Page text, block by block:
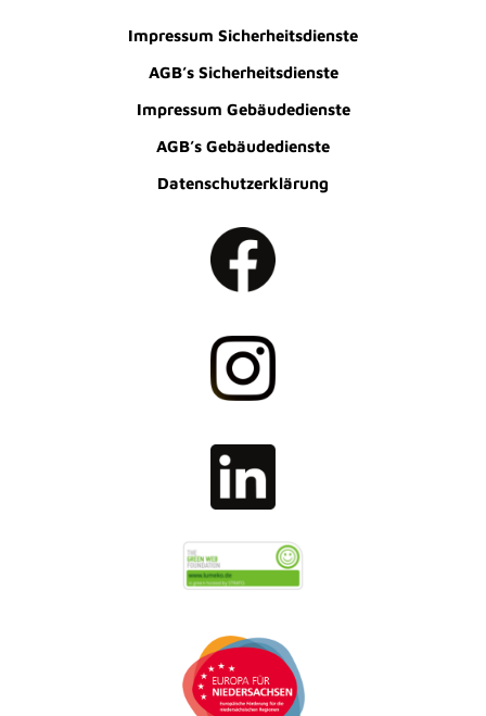
Impressum Sicherheitsdienste
AGB’s Sicherheitsdienste
Impressum Gebäudedienste
AGB’s Gebäudedienste
Datenschutzerklärung